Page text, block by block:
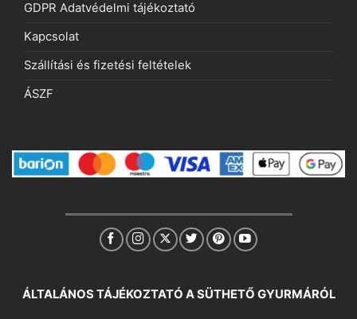
GDPR Adatvédelmi tájékoztató
Kapcsolat
Szállítási és fizetési feltételek
ÁSZF
ÁLTALÁNOS TÁJÉKOZTATÓ A SÜTHETŐ GYURMÁRÓL